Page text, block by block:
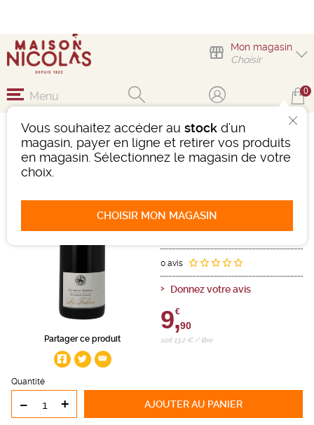
Mon magasin
Choisir
Vous souhaitez accéder au stock d'un
magasin, payer en ligne et retirer vos produits
en magasin. Sélectionnez le magasin de votre
choix.
CHOISIR MON MAGASIN
Menu 0
Partager ce produit
LES TUILERIES CAVES
DE POUILLY SUR LOIRE
0 avis
Donnez votre avis
9,
€
90
soit 13,2 € / litre
Quantité
- + AJOUTERAU PANIER